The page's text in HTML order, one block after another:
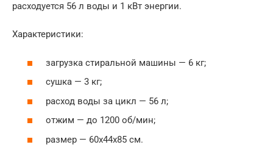
расходуется 56 л воды и 1 кВт энергии.
Характеристики:
загрузка стиральной машины — 6 кг;
сушка — 3 кг;
расход воды за цикл — 56 л;
отжим — до 1200 об/мин;
размер — 60x44x85 см.